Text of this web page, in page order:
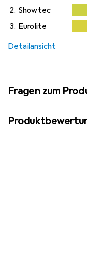
0,3%
2. Showtec
3. Eurolite
Detailansicht
Fragen zum